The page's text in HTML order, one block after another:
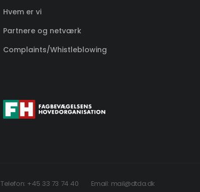
Hvem er vi
Partnere og netværk
Complaints/Whistleblowing
Telefon: +45 33 73 74 40 Email: mail@dtda.dk